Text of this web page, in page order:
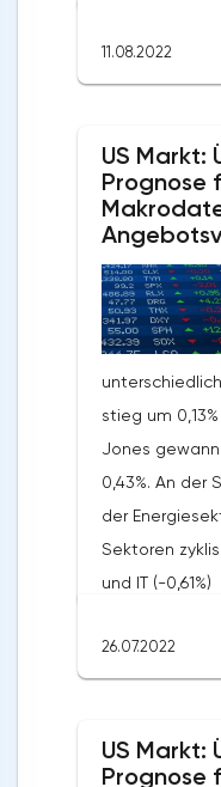
den Umsatz
erwartet.
Unternehmen
einen
Richtwerte für
Investoren für
Millionen auf 9
(QRVO:
Konsens
Prognose bis
aus
Abonnenten
11.08.2022
US Markt:
Prognose
stieg um
Jones
0,43%. An der
der
Sektoren
und IT (-0,61%)
Chef von
(WWE:
Emergent
26.07.2022
US Markt:
Prognose